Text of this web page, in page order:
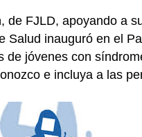
de FJLD, apoyando a
Salud inauguró en el
de jóvenes con
e incluya a las